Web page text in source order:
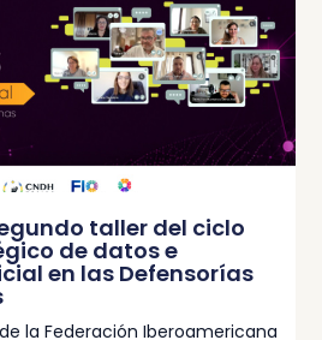
taller del ciclo
de datos e
en las Defensorías
la Federación Iberoamericana